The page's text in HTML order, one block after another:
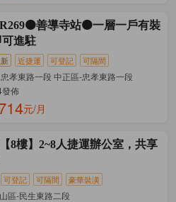
R269🟠善導寺站🟠一層一戶有裝
進駐
近捷運 可登記 可隔間
孝東路一段 中正區-忠孝東路一段
佈
元/月
【8樓】2~8人捷運辦公室，共享
可登記 可隔間 豪華裝潢
區-民生東路二段